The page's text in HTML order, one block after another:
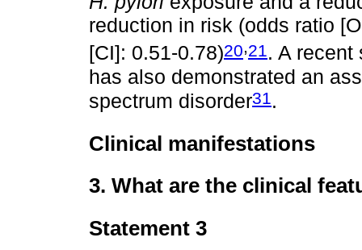
reduction in risk (odds ratio
[CI]: 0.51-0.78)20,21 . A
has also demonstrated an
spectrum disorder31.
Clinical manifestations
3. What are the clinical
Statement 3